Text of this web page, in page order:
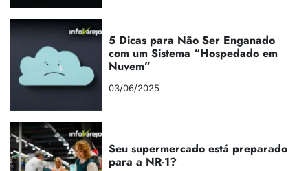
5 Dicas para Não Ser Enganado
com um Sistema “Hospedado em
Nuvem”
03/06/2025
Seu supermercado está preparado
para a NR-1?